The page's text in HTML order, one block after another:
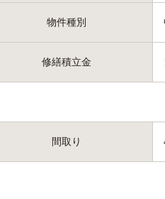
物件種別
修繕積立金
間取り